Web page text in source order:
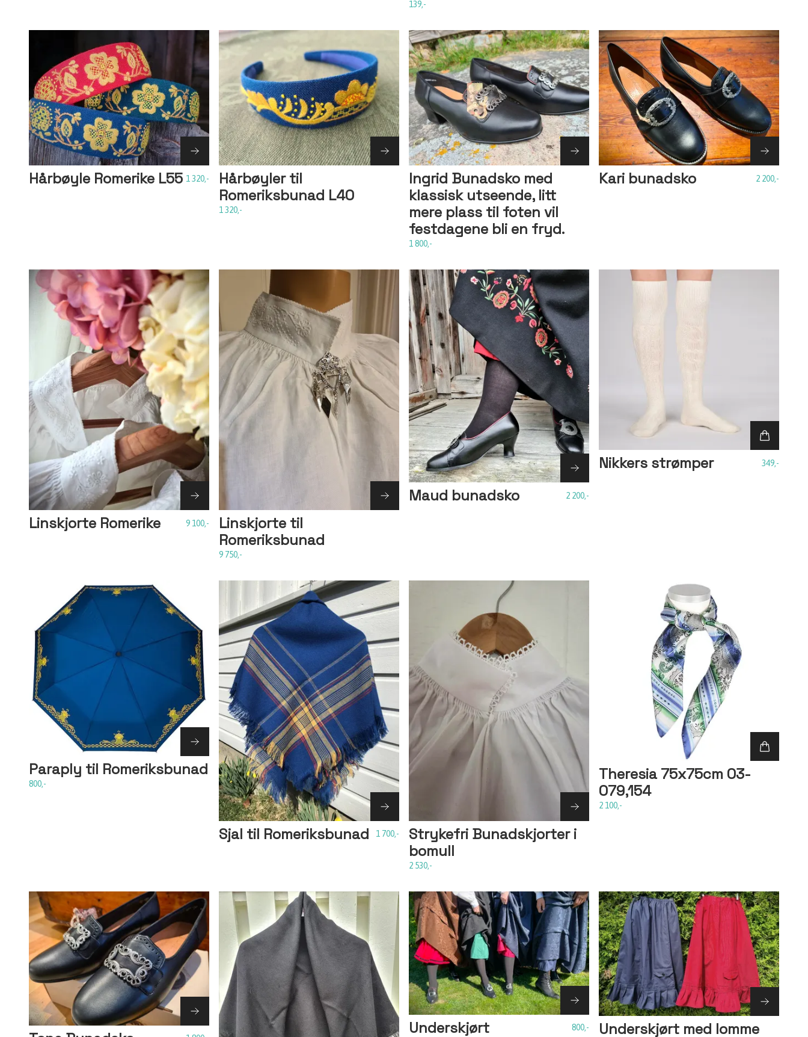
139,-
Hårbøyle Romerike L55 1 320,-
Hårbøyler til
Romeriksbunad L40
1 320,-
Ingrid Bunadsko med
klassisk utseende, litt
mere plass til foten vil
festdagene bli en fryd.
1 800,-
Kari bunadsko 2 200,-
Linskjorte Romerike 9 100,-
Linskjorte til
Romeriksbunad
9 750,-
Maud bunadsko 2 200,-
Nikkers strømper 349,-
Paraply til Romeriksbunad
800,-
Sjal til Romeriksbunad 1 700,-
Strykefri Bunadskjorter i
bomull
2 530,-
Theresia 75x75cm 03-
079,154
2 100,-
Underskjørt 800,- Underskjørt med lomme